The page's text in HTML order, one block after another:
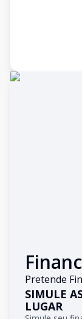
Pretende
SIMULE
LUGAR